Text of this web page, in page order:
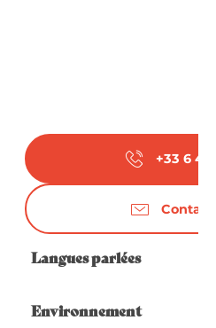
+33 6 40
Langues parlées
Langues parlées
Environnement
Environnement